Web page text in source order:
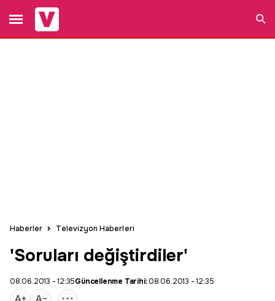
Haberler Televizyon Haberleri
'Soruları değiştirdiler'
08.06.2013 - 12:35Güncellenme Tarihi:08.06.2013 - 12:35